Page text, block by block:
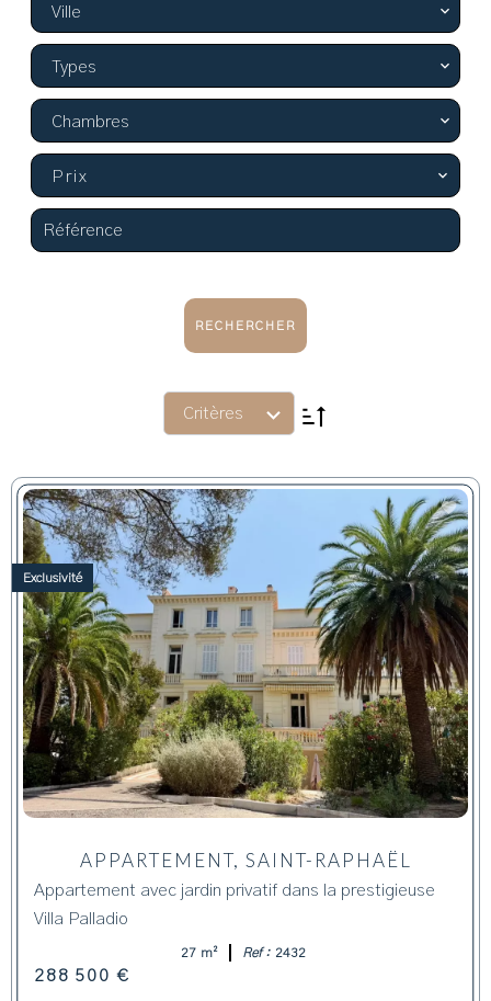
Ville
Types
Chambres
Prix
RECHERCHER
Critères
APPARTEMENT, SAINT-RAPHAËL
Appartement avec jardin privatif dans la prestigieuse
Villa Palladio
27 m² Ref : 2432
288 500 €
Exclusivité